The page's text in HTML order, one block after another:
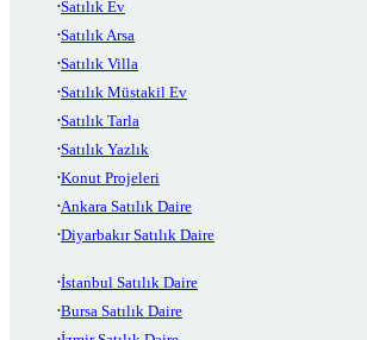
Satılık Ev
Satılık Arsa
Satılık Villa
Satılık Müstakil Ev
Satılık Tarla
Satılık Yazlık
Konut Projeleri
Ankara Satılık Daire
Diyarbakır Satılık Daire
İstanbul Satılık Daire
Bursa Satılık Daire